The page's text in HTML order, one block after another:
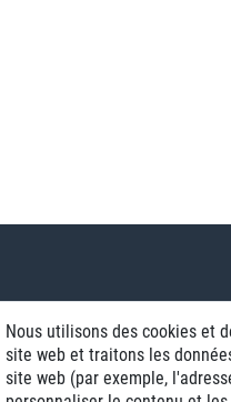
Nous utilisons des cookies et
site web et traitons les
site web (par exemple,